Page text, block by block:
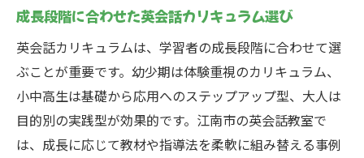
成長段階に合わせた英会話カリキュラム選び
英会話カリキュラムは、学習者の成長段階に合わせて選
ぶことが重要です。幼少期は体験重視のカリキュラム、
小中高生は基礎から応用へのステップアップ型、大人は
目的別の実践型が効果的です。江南市の英会話教室で
は、成長に応じて教材や指導法を柔軟に組み替える事例